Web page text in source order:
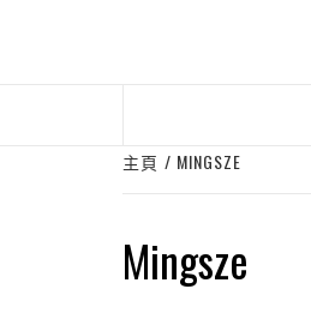
主頁 MINGSZE
Mingsze